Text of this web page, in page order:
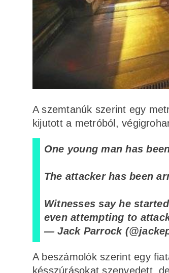
A szemtanúk szerint egy
kijutott a metróból,
One young man has
The attacker has been
Witnesses say he
even attempting to
— Jack Parrock
A beszámolók szerint egy
késszúrásokat szenvedett,